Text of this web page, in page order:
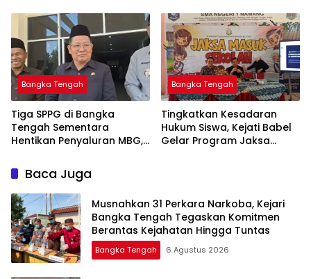
Dana Banper Belum Cair
Bangka Tengah
‎Tiga SPPG di Bangka
Tengah Sementara
Hentikan Penyaluran MBG,
Bangka Tengah
Tingkatkan Kesadaran
Hukum Siswa, Kejati Babel
Gelar Program Jaksa
Baca Juga
Musnahkan 31 Perkara Narkoba, Kejari
Bangka Tengah Tegaskan Komitmen
Berantas Kejahatan Hingga Tuntas
Bangka Tengah 6 Agustus 2026